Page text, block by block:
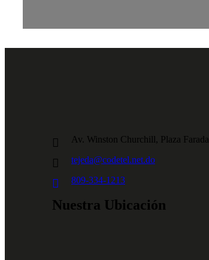
Av. Winston Churchill, Plaza
tejeda@codetel.net.do
809-334-1213
Nuestra Ubicación